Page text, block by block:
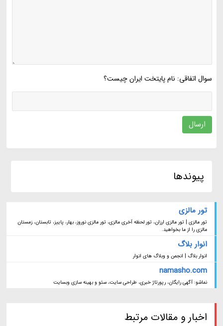
سوال اتفاقی: نام پایتخت ایران چیست؟
ارسال
پیوندها
تور مالزی
تور مالزی | تور مالزی ارزان، تور لحظه آخری مالزی، تور مالزی نوروز، بهار، پاییز، تابستان، زمستان
مالزی را از ما بخواهید.
انوار بلاگ
انوار بلاگ | انجمن و وبلاگ های انوار
namasho.com
نماشو: آگهی رایگان، رپورتاژ خبری، طراحی سایت، سئو و بهینه سازی وبسایت
اخبار و مقالات مرتبط